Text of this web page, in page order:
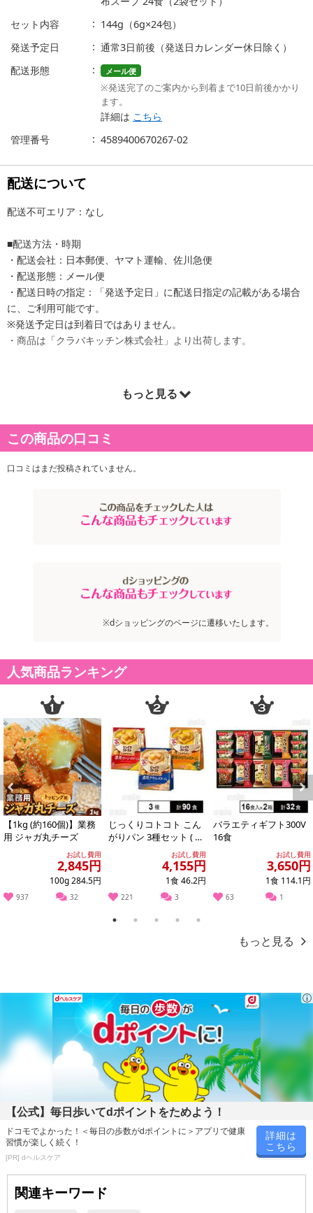
セット内容
144g（6g×24包）
発送予定日
通常3日前後（発送日カレンダー休日除く）
配送形態
メール便
※発送完了のご案内から到着まで10日前後かかり
ます。
詳細は こちら
管理番号
4589400670267-02
配送について
配送不可エリア：なし
■配送方法・時期
・配送会社：日本郵便、ヤマト運輸、佐川急便
・配送形態：メール便
・配送日時の指定：「発送予定日」に配送日指定の記載がある場合
に、ご利用可能です。
※発送予定日は到着日ではありません。
・商品は「クラバキッチン株式会社」より出荷します。
もっと見る
この商品の口コミ
口コミはまだ投稿されていません。
※dショッピングのページに遷移いたします。
人気商品ランキング
Previous
【1kg (約160個)】業務
用 ジャガ丸チーズ
お試し費用
2,845円
100g 284.5円
937 32
じっくりコトコト こん
がりパン 3種セット ( 濃
厚コーンポタージュ /
お試し費用
4,155円
1食 46.2円
221 3
バラエティギフト300V
16食
お試し費用
3,650円
1食 114.1円
63 1
Next
1 2 3 4 5
もっと見る
【公式】毎日歩いてdポイントをためよう！
ドコモでよかった！＜毎日の歩数がdポイントに＞アプリで健康
習慣が楽しく続く！
[PR] dヘルスケア
詳細は
こちら
関連キーワード